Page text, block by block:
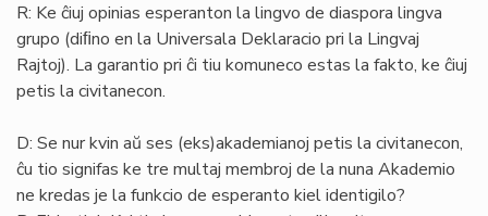
R: Ke ĉiuj opinias esperanton la lingvo de diaspora lingva
grupo (diﬁno en la Universala Deklaracio pri la Lingvaj
Rajtoj). La garantio pri ĉi tiu komuneco estas la fakto, ke ĉiuj
petis la civitanecon.
D: Se nur kvin aŭ ses (eks)akademianoj petis la civitanecon,
ĉu tio signifas ke tre multaj membroj de la nuna Akademio
ne kredas je la funkcio de esperanto kiel identigilo?